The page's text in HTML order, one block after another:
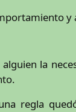
y
la
regla